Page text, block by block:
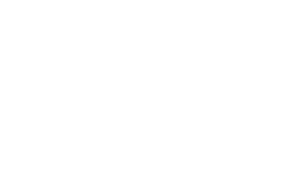
et le livret de famille. L'allocation de rentrée
que la prime naissance ou adoption et
de vous renseigner sur
chances de recevoir des aides financières.
nombreuses